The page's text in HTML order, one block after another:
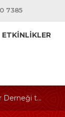
7385
ETKİNLİKLER
Derneği t...